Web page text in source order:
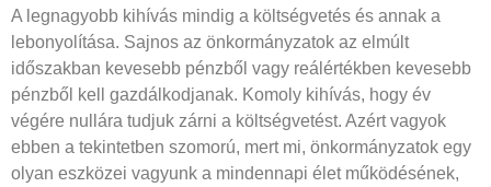
A legnagyobb kihívás mindig a költségvetés és annak a
lebonyolítása. Sajnos az önkormányzatok az elmúlt
időszakban kevesebb pénzből vagy reálértékben kevesebb
pénzből kell gazdálkodjanak. Komoly kihívás, hogy év
végére nullára tudjuk zárni a költségvetést. Azért vagyok
ebben a tekintetben szomorú, mert mi, önkormányzatok egy
olyan eszközei vagyunk a mindennapi élet működésének,